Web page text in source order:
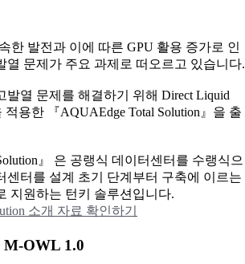
한 발전과 이에 따른 GPU 활용 증가로 인
열 문제가 주요 과제로 떠오르고 있습니다.
발열 문제를 해결하기 위해 Direct Liquid
용한 『AQUAEdge Total Solution』을 출
』 은 공랭식 데이터센터를 수랭식으
센터를 설계 초기 단계부터 구축에 이르는
지원하는 턴키 솔루션입니다.
소개 자료 확인하기
M-OWL 1.0